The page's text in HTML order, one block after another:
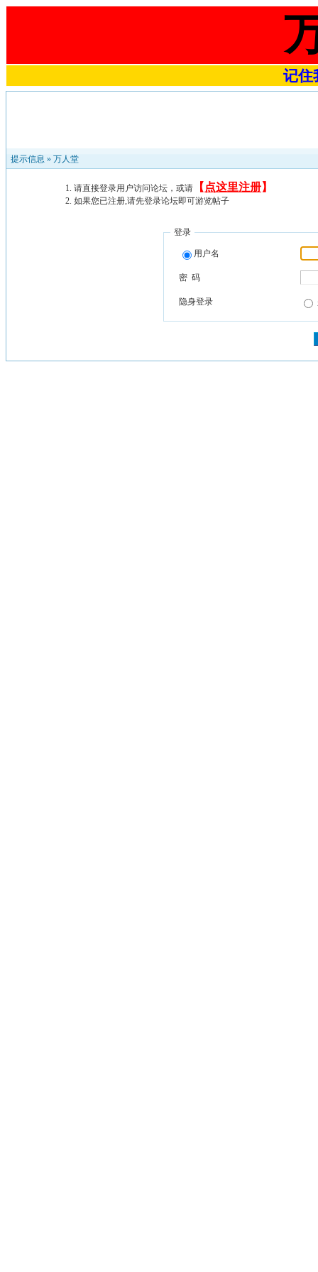
记住
提示信息 » 万人堂
请直接登录用户访问论坛，或请 【 点这里注册】
如果您已注册,请先登录论坛即可游览帖子
登录
用户名
密 码
隐身登录